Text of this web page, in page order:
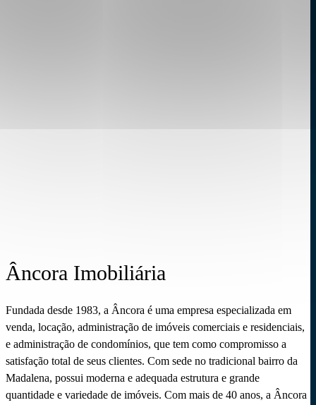
Âncora Imobiliária
Fundada desde 1983, a Âncora é uma empresa especializada em
venda, locação, administração de imóveis comerciais e residenciais,
e administração de condomínios, que tem como compromisso a
satisfação total de seus clientes. Com sede no tradicional bairro da
Madalena, possui moderna e adequada estrutura e grande
quantidade e variedade de imóveis. Com mais de 40 anos, a Âncora